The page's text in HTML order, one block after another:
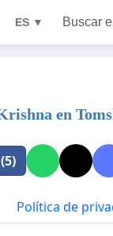
ES ▼ Buscar
en
Política de